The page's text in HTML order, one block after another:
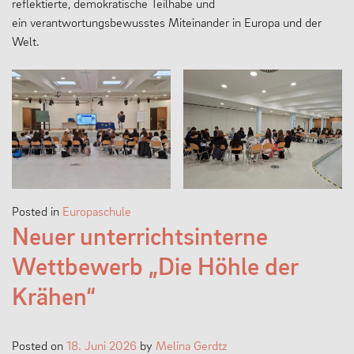
ein verantwortungsbewusstes Miteinander in Europa und der
Welt.
Posted in Europaschule
Neuer unterrichtsinterne
Wettbewerb „Die Höhle der
Krähen“
Posted on 18. Juni 2026 by Melina Gerdtz